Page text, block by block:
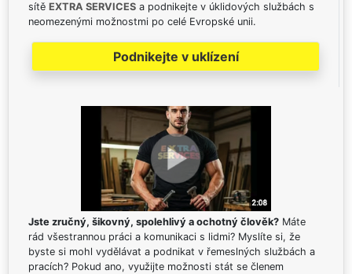
sítě EXTRA SERVICES a podnikejte v úklidových službách s
neomezenými možnostmi po celé Evropské unii.
Podnikejte v uklízení
Jste zručný, šikovný, spolehlivý a ochotný člověk? Máte
rád všestrannou práci a komunikaci s lidmi? Myslíte si, že
byste si mohl vydělávat a podnikat v řemeslných službách a
pracích? Pokud ano, využijte možnosti stát se členem